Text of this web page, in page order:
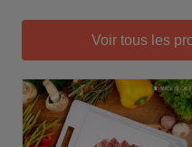
Voir tous les